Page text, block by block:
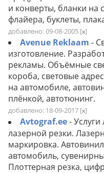
и конверты, бланки
флайера, буклеты,
добавлено: 09-08-2005 [x]
Avenue Reklaam -
изготовление.
рекламы. Объёмные
короба, световые
на автомобиле,
плёнкой, автотюнинг.
добавлено: 18-09-2017 [x]
Avtograf.ee-
лазерной резки.
маркировка.
автомобиль,
Плоттерная резка,